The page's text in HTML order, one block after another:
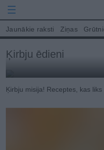
Jaunākie raksti Ziņas
Ķirbju ēdieni
Ķirbju misija! Receptes, kas